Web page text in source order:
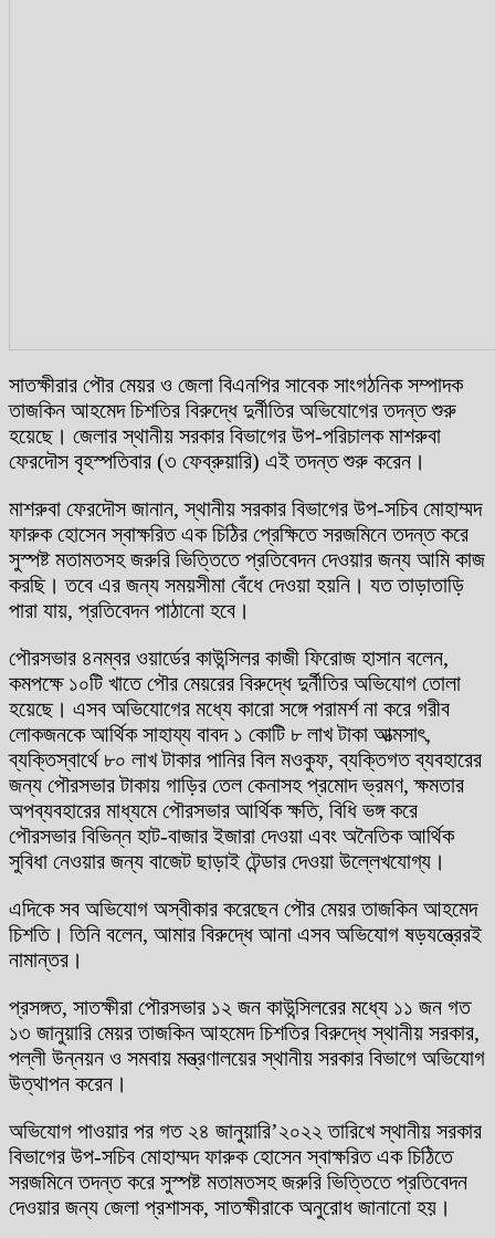
সাতক্ষীরার পৌর মেয়র ও জেলা বিএনপির সাবেক সাংগঠনিক সম্পাদক
তাজকিন আহমেদ চিশতির বিরুদ্ধে দুর্নীতির অভিযোগের তদন্ত শুরু
হয়েছে। জেলার স্থানীয় সরকার বিভাগের উপ-পরিচালক মাশরুবা
ফেরদৌস বৃহস্পতিবার (৩ ফেব্রুয়ারি) এই তদন্ত শুরু করেন।
মাশরুবা ফেরদৌস জানান, স্থানীয় সরকার বিভাগের উপ-সচিব মোহাম্মদ
ফারুক হোসেন স্বাক্ষরিত এক চিঠির প্রেক্ষিতে সরজমিনে তদন্ত করে
সুস্পষ্ট মতামতসহ জরুরি ভিত্তিতে প্রতিবেদন দেওয়ার জন্য আমি কাজ
করছি। তবে এর জন্য সময়সীমা বেঁধে দেওয়া হয়নি। যত তাড়াতাড়ি
পারা যায়, প্রতিবেদন পাঠানো হবে।
পৌরসভার ৪নম্বর ওয়ার্ডের কাউন্সিলর কাজী ফিরোজ হাসান বলেন,
কমপক্ষে ১০টি খাতে পৌর মেয়রের বিরুদ্ধে দুর্নীতির অভিযোগ তোলা
হয়েছে। এসব অভিযোগের মধ্যে কারো সঙ্গে পরামর্শ না করে গরীব
লোকজনকে আর্থিক সাহায্য বাবদ ১ কোটি ৮ লাখ টাকা আত্মসাৎ,
ব্যক্তিস্বার্থে ৮০ লাখ টাকার পানির বিল মওকুফ, ব্যক্তিগত ব্যবহারের
জন্য পৌরসভার টাকায় গাড়ির তেল কেনাসহ প্রমোদ ভ্রমণ, ক্ষমতার
অপব্যবহারের মাধ্যমে পৌরসভার আর্থিক ক্ষতি, বিধি ভঙ্গ করে
পৌরসভার বিভিন্ন হাট-বাজার ইজারা দেওয়া এবং অনৈতিক আর্থিক
সুবিধা নেওয়ার জন্য বাজেট ছাড়াই টেন্ডার দেওয়া উল্লেখযোগ্য।
এদিকে সব অভিযোগ অস্বীকার করেছেন পৌর মেয়র তাজকিন আহমেদ
চিশতি। তিনি বলেন, আমার বিরুদ্ধে আনা এসব অভিযোগ ষড়যন্ত্রেরই
নামান্তর।
প্রসঙ্গত, সাতক্ষীরা পৌরসভার ১২ জন কাউন্সিলরের মধ্যে ১১ জন গত
১৩ জানুয়ারি মেয়র তাজকিন আহমেদ চিশতির বিরুদ্ধে স্থানীয় সরকার,
পল্লী উন্নয়ন ও সমবায় মন্ত্রণালয়ের স্থানীয় সরকার বিভাগে অভিযোগ
উত্থাপন করেন।
অভিযোগ পাওয়ার পর গত ২৪ জানুয়ারি’২০২২ তারিখে স্থানীয় সরকার
বিভাগের উপ-সচিব মোহাম্মদ ফারুক হোসেন স্বাক্ষরিত এক চিঠিতে
সরজমিনে তদন্ত করে সুস্পষ্ট মতামতসহ জরুরি ভিত্তিতে প্রতিবেদন
দেওয়ার জন্য জেলা প্রশাসক, সাতক্ষীরাকে অনুরোধ জানানো হয়।